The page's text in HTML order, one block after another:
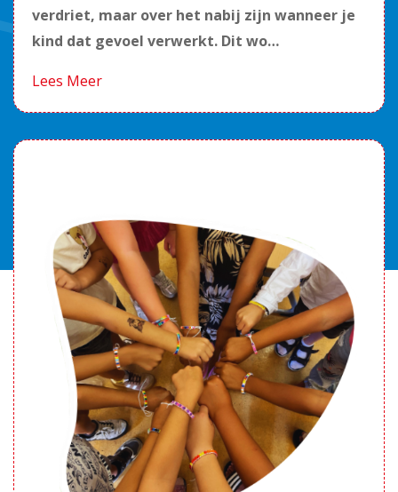
verdriet, maar over het nabij zijn wanneer je
kind dat gevoel verwerkt. Dit wo…
Lees Meer